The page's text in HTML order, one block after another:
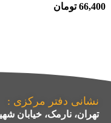
66,400 تومان
نشانی دفتر مرکزی :
تهران، نارمک، خیابان